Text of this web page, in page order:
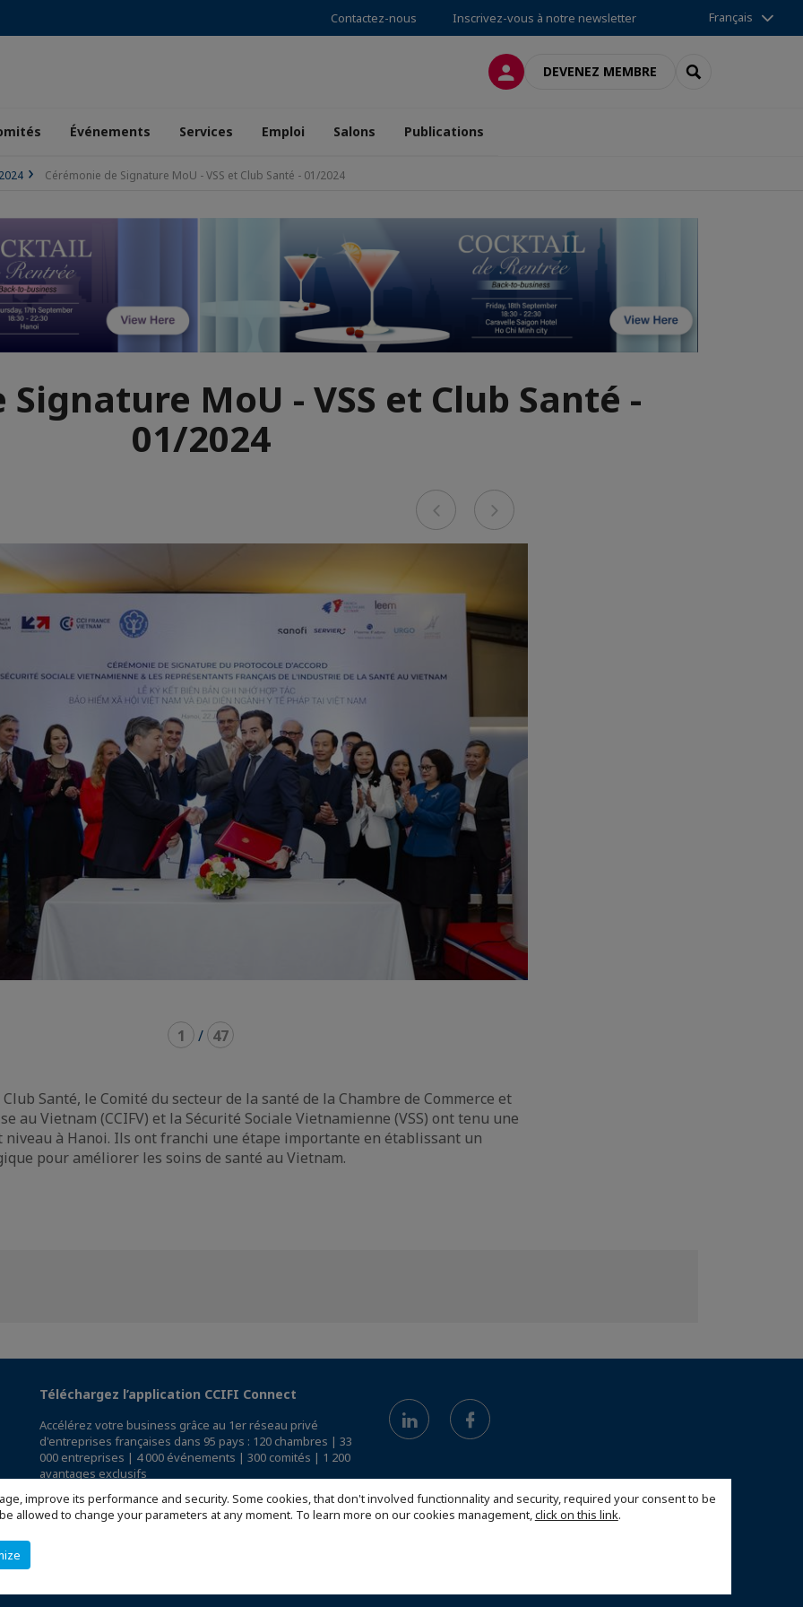
improve its performance and security. Some cookies, that don't involved functionnality and security, required your consent to be
allowed to change your parameters at any moment. To learn more on our cookies management,click on this link.
Contactez-nous Inscrivez-vous à notre newsletter Français
CONNEXIONDEVENEZ MEMBRE RECHERCHER
Événements Services Emploi Salons Publications
2024 Cérémonie de Signature MoU - VSS et Club Santé - 01/2024
MoU - VSS et Club Santé -
01/2024
Previous
1 / 47
Santé, le Comité du secteur de la santé de la Chambre de Commerce et
au Vietnam (CCIFV) et la Sécurité Sociale Vietnamienne (VSS) ont tenu une
niveau à Hanoi. Ils ont franchi une étape importante en établissant un
pour améliorer les soins de santé au Vietnam.
Téléchargez l’application CCIFI Connect
Accélérez votre business grâce au 1er réseau privé
d'entreprises françaises dans 95 pays : 120 chambres | 33
000 entreprises | 4 000 événements | 300 comités | 1 200
avantages exclusifs
Réservée exclusivement aux membres des CCI Françaises
à l'International,découvrez l'app CCIFI Connect